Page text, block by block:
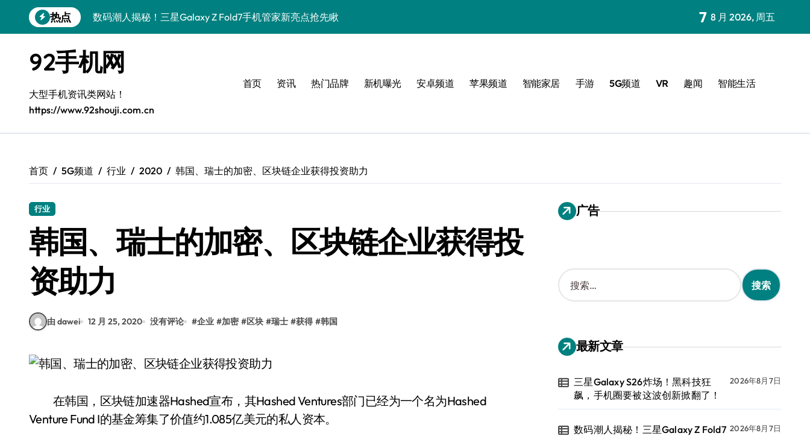
到
热点
数码潮人揭秘！三星Galaxy Z Fold7手机管家新亮点抢先瞅
S24+震撼登场，玩转手机美学新姿势！
S26+颜值暴击！机皇美颜秘籍大公开
A56 5G登场，潮玩新定义！
三星S26上头！个性潮玩美到炸裂
Galaxy C55 5G潮定新定义
三星Galaxy S26炸场！黑科技狂飙，手机圈要被这波创新掀翻了！
7 8 月 2026, 周五
92手机网
大型手机资讯类网站！
https://www.92shouji.com.cn
首页 资讯 热门品牌 新机曝光 安卓频道 苹果频道 智能家居 手游 5G频道 VR 趣闻 智能生活
首页 5G频道 行业 2020 韩国、瑞士的加密、区块链企业获得投资助力
行业
韩国、瑞士的加密、区块链企业获得投
资助力
由 dawei 12 月 25, 2020 没有评论 #企业 #加密 #区块 #瑞士 #获得 #韩国
在韩国，区块链加速器Hashed宣布，其Hashed Ventures部门已经为一个名为Hashed
Venture Fund I的基金筹集了价值约1.085亿美元的私人资本。
广告
搜
索
：
最新文章
三星Galaxy S26炸场！黑科技狂
飙，手机圈要被这波创新掀翻了！
2026年8月7日
数码潮人揭秘！三星Galaxy Z Fold7 2026年8月7日